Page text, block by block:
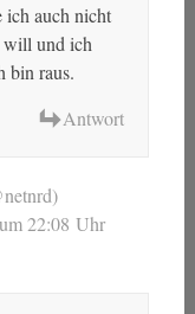
ich auch nicht
will und ich
bin raus.
Antwort
22:08 Uhr